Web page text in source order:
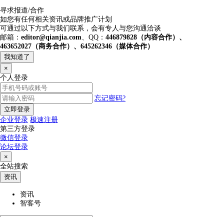
寻求报道/合作
如您有任何相关资讯或品牌推广计划
可通过以下方式与我们联系，会有专人与您沟通洽谈
邮箱： editor@qianjia.com、QQ： 446879828（内容合作）、
463652027（商务合作）、645262346（媒体合作）
我知道了
×
个人登录
忘记密码?
立即登录
企业登录 极速注册
第三方登录
微信登录
论坛登录
×
全站搜索
资讯
资讯
智客号